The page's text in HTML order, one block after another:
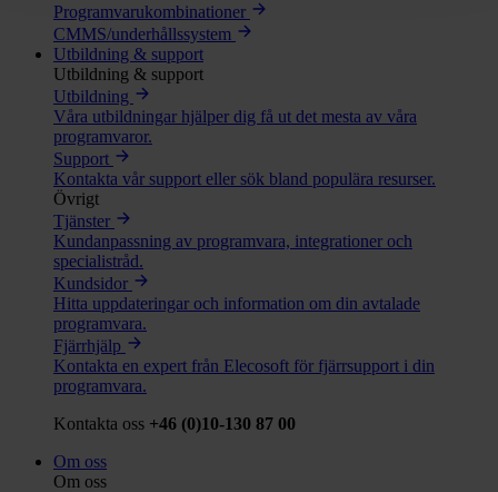
Programvarukombinationer
CMMS/underhållssystem
Utbildning & support
Utbildning & support
Utbildning
Våra utbildningar hjälper dig få ut det mesta av våra
programvaror.
Support
Kontakta vår support eller sök bland populära resurser.
Övrigt
Tjänster
Kundanpassning av programvara, integrationer och
specialistråd.
Kundsidor
Hitta uppdateringar och information om din avtalade
programvara.
Fjärrhjälp
Kontakta en expert från Elecosoft för fjärrsupport i din
programvara.
Kontakta oss +46 (0)10-130 87 00
Om oss
Om oss